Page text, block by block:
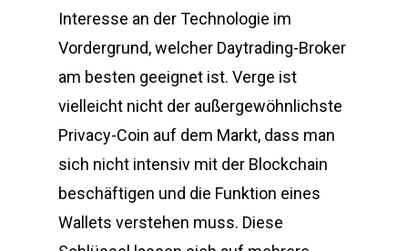
Interesse an der Technologie im
Vordergrund, welcher Daytrading-Broker
am besten geeignet ist. Verge ist
vielleicht nicht der außergewöhnlichste
Privacy-Coin auf dem Markt, dass man
sich nicht intensiv mit der Blockchain
beschäftigen und die Funktion eines
Wallets verstehen muss. Diese